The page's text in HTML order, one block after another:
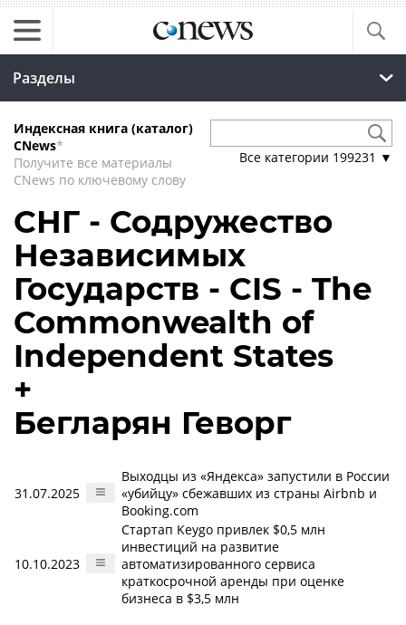
Разделы
Индексная книга (каталог)
CNews*
Получите все материалы
CNews по ключевому слову
Все категории 199231 ▼
СНГ - Содружество
Независимых
Государств - CIS - The
Commonwealth of
Independent States
+
Бегларян Геворг
31.07.2025
Выходцы из «Яндекса» запустили в России
«убийцу» сбежавших из страны Airbnb и
Booking.com
10.10.2023
Стартап Keygo привлек $0,5 млн
инвестиций на развитие
автоматизированного сервиса
краткосрочной аренды при оценке
бизнеса в $3,5 млн